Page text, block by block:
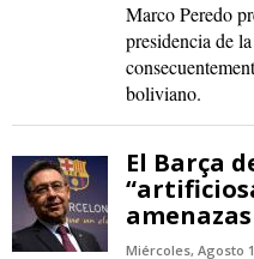
Marco Peredo
presidencia de
boliviano.
El Barça
Miércoles, Agosto